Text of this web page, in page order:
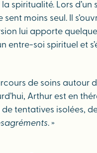
spiritualité. Lors
moins seul. Il
lui apporte
soi spirituel et
de soins autour
Arthur est en
tentatives isolées,
. »